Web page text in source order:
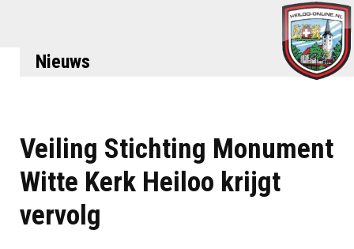
Nieuws
Veiling Stichting Monument
Witte Kerk Heiloo krijgt
vervolg